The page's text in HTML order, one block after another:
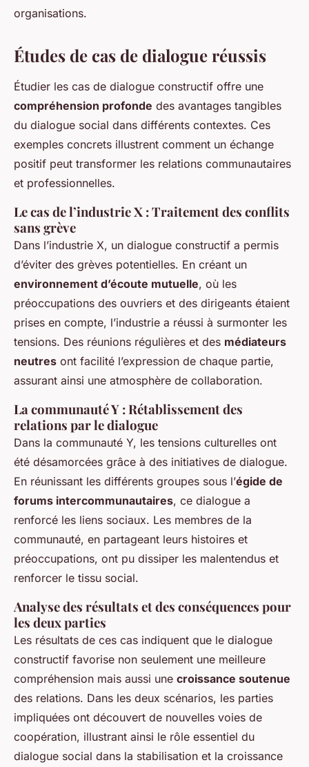
organisations.
Études de cas de dialogue réussis
Étudier les cas de dialogue constructif offre une
compréhension profonde des avantages tangibles
du dialogue social dans différents contextes. Ces
exemples concrets illustrent comment un échange
positif peut transformer les relations communautaires
et professionnelles.
Le cas de l’industrie X : Traitement des conflits
sans grève
Dans l’industrie X, un dialogue constructif a permis
d’éviter des grèves potentielles. En créant un
environnement d’écoute mutuelle, où les
préoccupations des ouvriers et des dirigeants étaient
prises en compte, l’industrie a réussi à surmonter les
tensions. Des réunions régulières et des médiateurs
neutres ont facilité l’expression de chaque partie,
assurant ainsi une atmosphère de collaboration.
La communauté Y : Rétablissement des
relations par le dialogue
Dans la communauté Y, les tensions culturelles ont
été désamorcées grâce à des initiatives de dialogue.
En réunissant les différents groupes sous l’égide de
forums intercommunautaires, ce dialogue a
renforcé les liens sociaux. Les membres de la
communauté, en partageant leurs histoires et
préoccupations, ont pu dissiper les malentendus et
renforcer le tissu social.
Analyse des résultats et des conséquences pour
les deux parties
Les résultats de ces cas indiquent que le dialogue
constructif favorise non seulement une meilleure
compréhension mais aussi une croissance soutenue
des relations. Dans les deux scénarios, les parties
impliquées ont découvert de nouvelles voies de
coopération, illustrant ainsi le rôle essentiel du
dialogue social dans la stabilisation et la croissance